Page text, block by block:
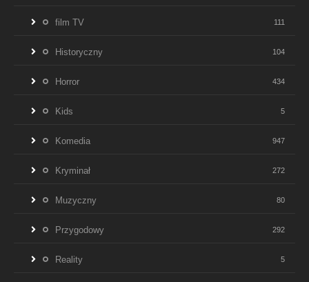
film TV 111
Historyczny 104
Horror 434
Kids 5
Komedia 947
Kryminał 272
Muzyczny 80
Przygodowy 292
Reality 5